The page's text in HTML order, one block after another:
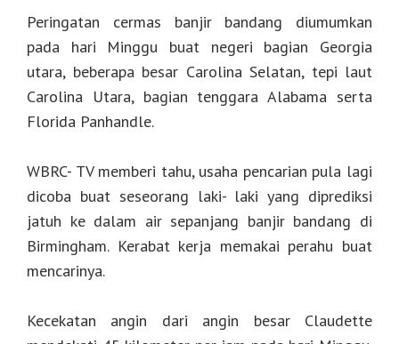
Peringatan cermas banjir bandang diumumkan
pada hari Minggu buat negeri bagian Georgia
utara, beberapa besar Carolina Selatan, tepi laut
Carolina Utara, bagian tenggara Alabama serta
Florida Panhandle.
WBRC- TV memberi tahu, usaha pencarian pula lagi
dicoba buat seseorang laki- laki yang diprediksi
jatuh ke dalam air sepanjang banjir bandang di
Birmingham. Kerabat kerja memakai perahu buat
mencarinya.
Kecekatan angin dari angin besar Claudette